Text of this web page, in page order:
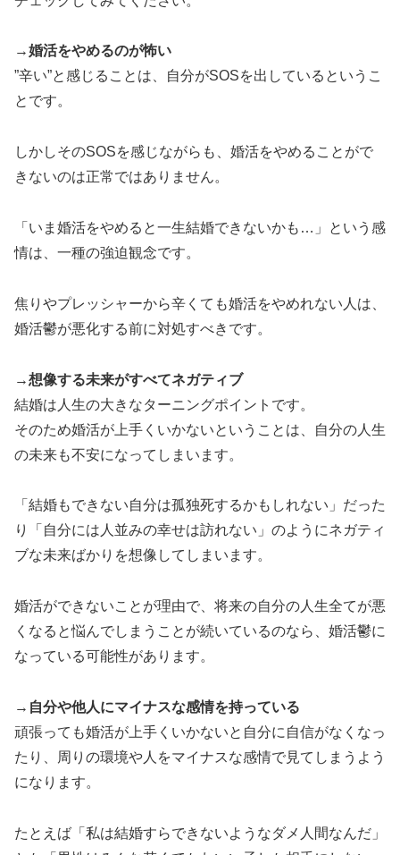
→婚活をやめるのが怖い
”辛い”と感じることは、自分がSOSを出しているというこ
とです。
しかしそのSOSを感じながらも、婚活をやめることがで
きないのは正常ではありません。
「いま婚活をやめると一生結婚できないかも…」という感
情は、一種の強迫観念です。
焦りやプレッシャーから辛くても婚活をやめれない人は、
婚活鬱が悪化する前に対処すべきです。
→想像する未来がすべてネガティブ
結婚は人生の大きなターニングポイントです。
そのため婚活が上手くいかないということは、自分の人生
の未来も不安になってしまいます。
「結婚もできない自分は孤独死するかもしれない」だった
り「自分には人並みの幸せは訪れない」のようにネガティ
ブな未来ばかりを想像してしまいます。
婚活ができないことが理由で、将来の自分の人生全てが悪
くなると悩んでしまうことが続いているのなら、婚活鬱に
なっている可能性があります。
→自分や他人にマイナスな感情を持っている
頑張っても婚活が上手くいかないと自分に自信がなくなっ
たり、周りの環境や人をマイナスな感情で見てしまうよう
になります。
たとえば「私は結婚すらできないようなダメ人間なんだ」